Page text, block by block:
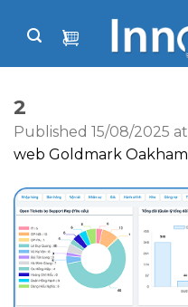
2
Published 15/08/2025 at
web Goldmark Oakham